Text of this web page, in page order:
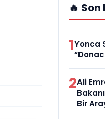
🔥
1Yonca
2Ali
Bir